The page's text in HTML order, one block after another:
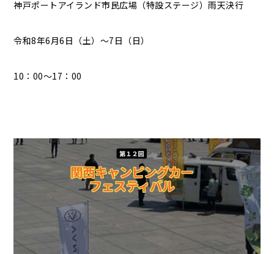
神戸ポートアイランド市民広場（特設ステージ）雨天決行
令和8年6月6日（土）～7日（日）
10：00～17：00